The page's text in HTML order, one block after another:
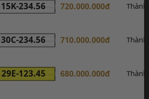
15K-234.56 720.000.000đ
30C-234.56 710.000.000đ
29E-123.45 680.000.000đ